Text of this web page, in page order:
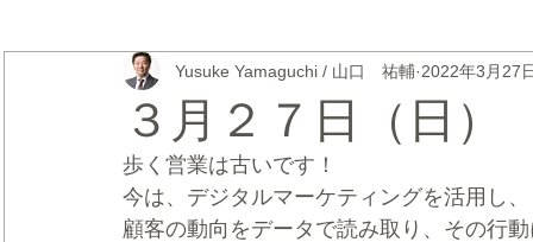
リブランディング® さとうきび繊維のストロー 中国
CRMブランディング® デジタルマーケティングブランデ
３月２７日（日
Yusuke Yamaguchi / 山口 祐輔 2022年3月27
歩く営業は古いです！
今は、デジタルマーケティングを活用し、
顧客の動向をデータで読み取り、その行